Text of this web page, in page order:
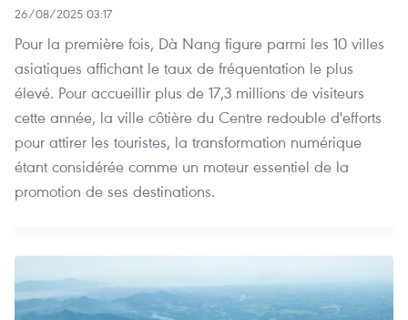
26/08/2025 03:17
Pour la première fois, Dà Nang figure parmi les 10 villes
asiatiques affichant le taux de fréquentation le plus
élevé. Pour accueillir plus de 17,3 millions de visiteurs
cette année, la ville côtière du Centre redouble d'efforts
pour attirer les touristes, la transformation numérique
étant considérée comme un moteur essentiel de la
promotion de ses destinations.